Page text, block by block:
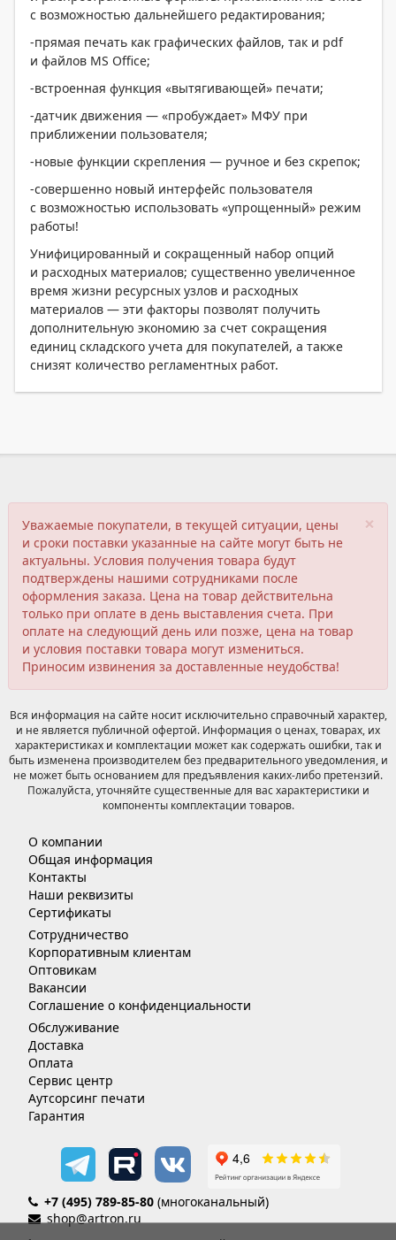
c возможностью дальнейшего редактирования;
-прямая печать как графических файлов, так и pdf
и файлов MS Office;
-встроенная функция «вытягивающей» печати;
-датчик движения — «пробуждает» МФУ при
приближении пользователя;
-новые функции скрепления — ручное и без скрепок;
-совершенно новый интерфейс пользователя
с возможностью использовать «упрощенный» режим
работы!
Унифицированный и сокращенный набор опций
и расходных материалов; существенно увеличенное
время жизни ресурсных узлов и расходных
материалов — эти факторы позволят получить
дополнительную экономию за счет сокращения
единиц складского учета для покупателей, а также
снизят количество регламентных работ.
×
Уважаемые покупатели, в текущей ситуации, цены
и сроки поставки указанные на сайте могут быть не
актуальны. Условия получения товара будут
подтверждены нашими сотрудниками после
оформления заказа. Цена на товар действительна
только при оплате в день выставления счета. При
оплате на следующий день или позже, цена на товар
и условия поставки товара могут измениться.
Приносим извинения за доставленные неудобства!
Вся информация на сайте носит исключительно справочный характер,
и не является публичной офертой. Информация о ценах, товарах, их
характеристиках и комплектации может как содержать ошибки, так и
быть изменена производителем без предварительного уведомления, и
не может быть основанием для предъявления каких-либо претензий.
Пожалуйста, уточняйте существенные для вас характеристики и
компоненты комплектации товаров.
О компании
Общая информация
Контакты
Наши реквизиты
Сертификаты
Сотрудничество
Корпоративным клиентам
Оптовикам
Вакансии
Соглашение о конфиденциальности
Обслуживание
Доставка
Оплата
Сервис центр
Аутсорсинг печати
Гарантия
+7 (495) 789-85-80 (многоканальный)
shop@artron.ru